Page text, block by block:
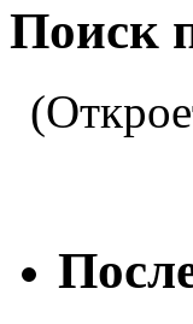
Поиск